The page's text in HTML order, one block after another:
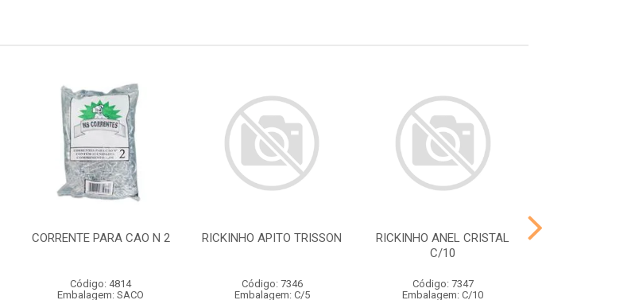
CORRENTE PARA CAO N 2
Código: 4814
Embalagem: SACO
RICKINHO APITO TRISSON
Código: 7346
Embalagem: C/5
RICKINHO ANEL CRISTAL
C/10
Código: 7347
Embalagem: C/10